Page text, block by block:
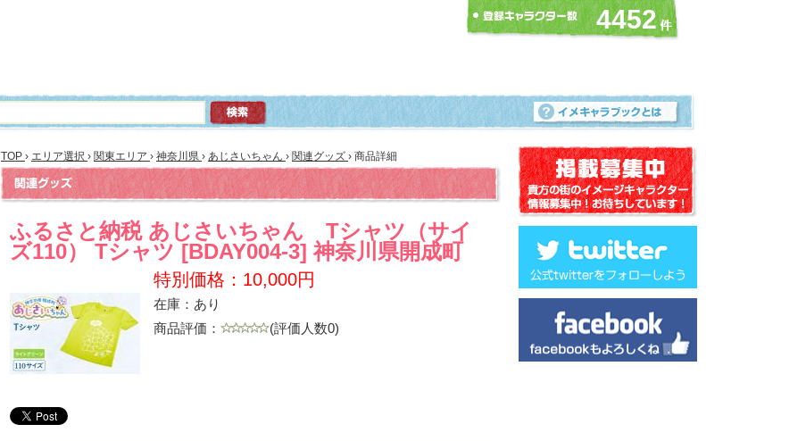
4452
TOP › エリア選択 › 関東エリア › 神奈川県 › あじさいちゃん › 関連グッズ › 商品詳細
ふるさと納税 あじさいちゃん Tシャツ（サイ
ズ110） Tシャツ [BDAY004-3] 神奈川県開成町
特別価格：10,000円
在庫：あり
商品評価：
(評価人数0)